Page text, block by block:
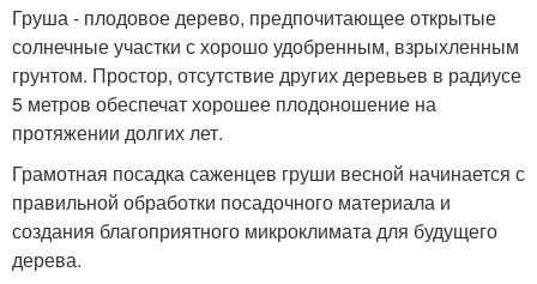
Груша - плодовое дерево, предпочитающее открытые
солнечные участки с хорошо удобренным, взрыхленным
грунтом. Простор, отсутствие других деревьев в радиусе
5 метров обеспечат хорошее плодоношение на
протяжении долгих лет.
Грамотная посадка саженцев груши весной начинается с
правильной обработки посадочного материала и
создания благоприятного микроклимата для будущего
дерева.